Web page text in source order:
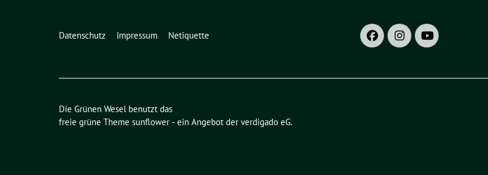
Datenschutz Impressum Netiquette
Die Grünen Wesel benutzt das
freie grüne Theme sunflower ‐ ein Angebot der verdigado eG.